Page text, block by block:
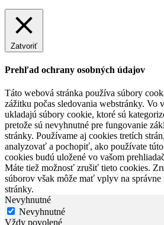
Zatvoriť
Prehľad ochrany osobných údajov
Táto webová stránka používa súbory
zážitku počas sledovania webstránky. Vo
ukladajú súbory cookie, ktoré sú
pretože sú nevyhnutné pre fungovanie
stránky. Používame aj cookies tretích
analyzovať a pochopiť, ako používate
cookies budú uložené vo vašom
Máte tiež možnosť zrušiť tieto cookies.
súborov však môže mať vplyv na
stránky.
Nevyhnutné
Nevyhnutné
Vždy povolené